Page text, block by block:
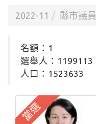
2022-11 縣市議員
名額：1
選舉人：1199113
人口：1523633
當選